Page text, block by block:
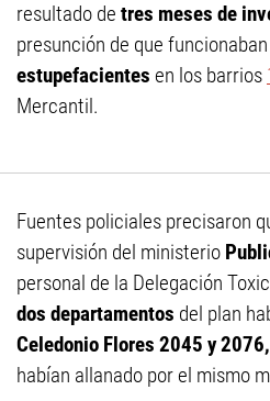
resultado de tres meses de
presunción de que funcionaban
estupefacientes en los barrios
Mercantil.
Fuentes policiales precisaron
supervisión del ministerio
personal de la Delegación
dos departamentos del plan
Celedonio Flores 2045 y 2076,
habían allanado por el mismo